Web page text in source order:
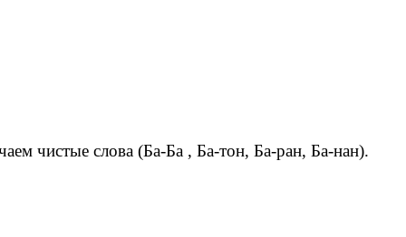
чистые слова (Ба-Ба , Ба-тон, Ба-ран, Ба-нан).